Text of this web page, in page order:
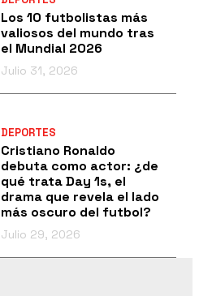
Los 10 futbolistas más
valiosos del mundo tras
el Mundial 2026
Julio 31, 2026
DEPORTES
Cristiano Ronaldo
debuta como actor: ¿de
qué trata Day 1s, el
drama que revela el lado
más oscuro del futbol?
Julio 29, 2026